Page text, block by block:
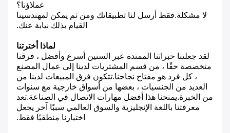
عملاؤنا؟
لا مشكلة.فقط أرسل لنا تطبيقاتك ومن ثم يمكن لمهندسينا
القيام بذلك نيابة عنك.
لماذا أخترتنا
لقد جعلتنا خبراتنا الممتدة عبر السنين أسرع وأفضل ، فرقنا
متخصصة حقًا ، من قسم المشتريات لدينا إلى عمال المصنع
، كل فرد هو مفتاح نجاحنا.تتكون فرق المبيعات لدينا من
العديد من الجنسيات ، بعضها من أسواق خارجية مع سنوات
من الخبرة.يمنحنا هذا أفضل مهارات الاتصال في الصناعة.تعد
معرفتنا باللغة الإنجليزية والسوق العالمي سببًا آخر يجعل
اختيارنا منطقيًا فقط.